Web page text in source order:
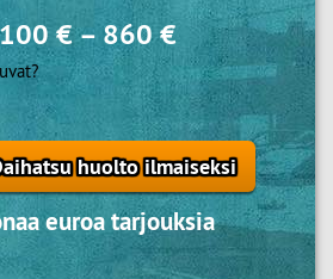
100 €–860 €
huolto ilmaiseksi
euroa tarjouksia